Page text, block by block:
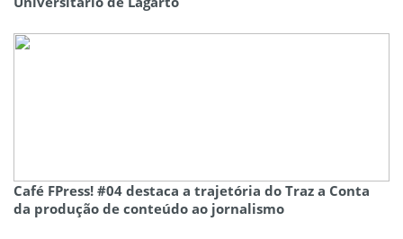
Café FPress! #04 destaca a trajetória do Traz a Conta
da produção de conteúdo ao jornalismo